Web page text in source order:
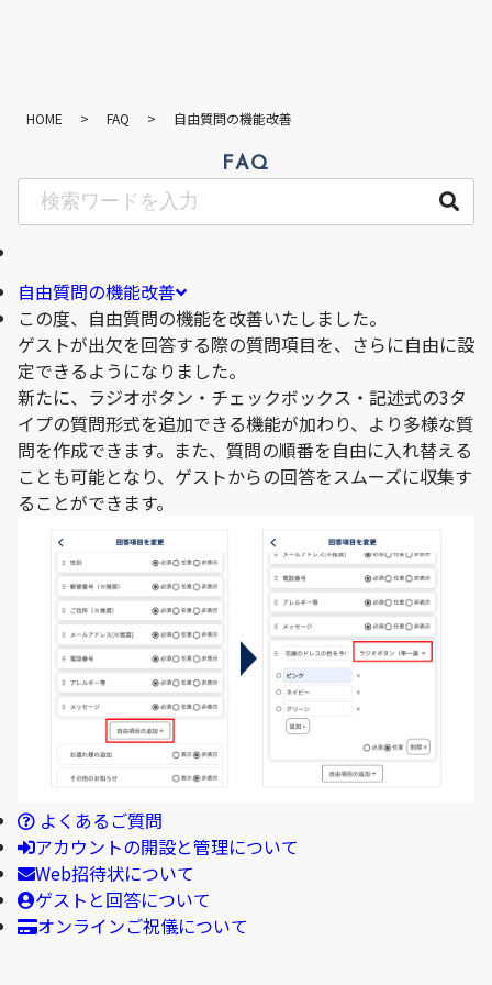
HOME > FAQ > 自由質問の機能改善
FAQ
自由質問の機能改善
この度、自由質問の機能を改善いたしました。
ゲストが出欠を回答する際の質問項目を、さらに自由に設
定できるようになりました。
新たに、ラジオボタン・チェックボックス・記述式の3タ
イプの質問形式を追加できる機能が加わり、より多様な質
問を作成できます。また、質問の順番を自由に入れ替える
ことも可能となり、ゲストからの回答をスムーズに収集す
ることができます。
よくあるご質問
アカウントの開設と管理について
Web招待状について
ゲストと回答について
オンラインご祝儀について